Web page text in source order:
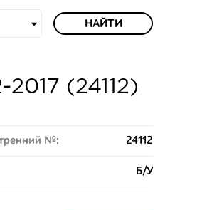
НАЙТИ
(24112)
№: 24112
Б/У